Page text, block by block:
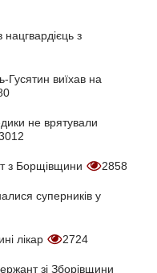
з
Гусятин виїхав на
не врятували
з Борщівщини 2858
суперників у
лікар 2724
зі Зборівщини